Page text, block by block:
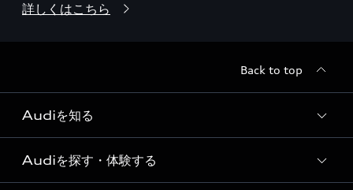
詳しくはこちら
Back to top
Audiを知る
Audi ブランド
Audiを探す・体験する